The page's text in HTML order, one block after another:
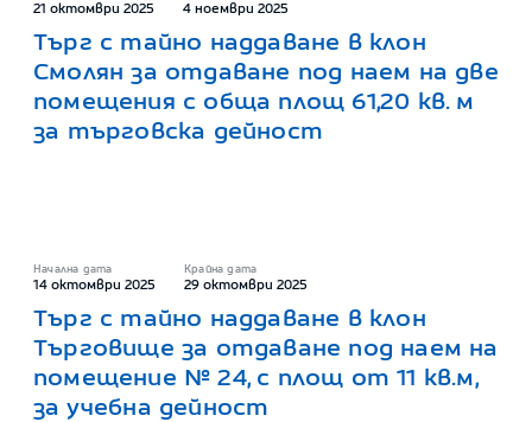
21 октомври 2025 4 ноември 2025
Търг с тайно наддаване в клон
Смолян за отдаване под наем на две
помещения с обща площ 61,20 кв. м
за търговска дейност
Начална дата
14 октомври 2025
Крайна дата
29 октомври 2025
Търг с тайно наддаване в клон
Търговище за отдаване под наем на
помещение № 24, с площ от 11 кв.м,
за учебна дейност